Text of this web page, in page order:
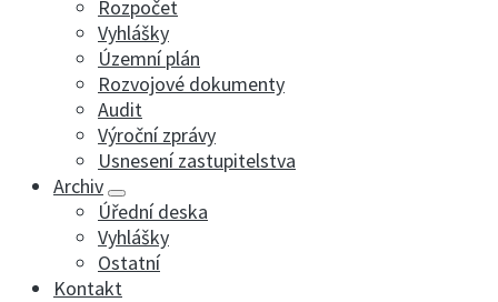
Rozpočet
Vyhlášky
Územní plán
Rozvojové dokumenty
Audit
Výroční zprávy
Usnesení zastupitelstva
Archiv
Úřední deska
Vyhlášky
Ostatní
Kontakt